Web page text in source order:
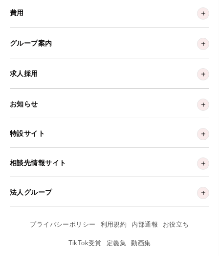
費用
グループ案内
求人採用
お知らせ
特設サイト
相談先情報サイト
法人グループ
プライバシーポリシー 利用規約 内部通報 お役立ち
TikTok受賞 定義集 動画集